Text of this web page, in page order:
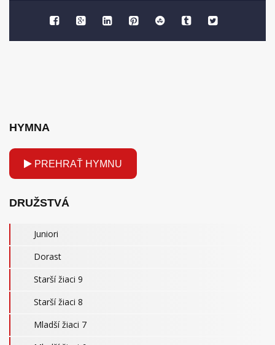
HYMNA
PREHRAŤ HYMNU
DRUŽSTVÁ
Juniori
Dorast
Starší žiaci 9
Starší žiaci 8
Mladší žiaci 7